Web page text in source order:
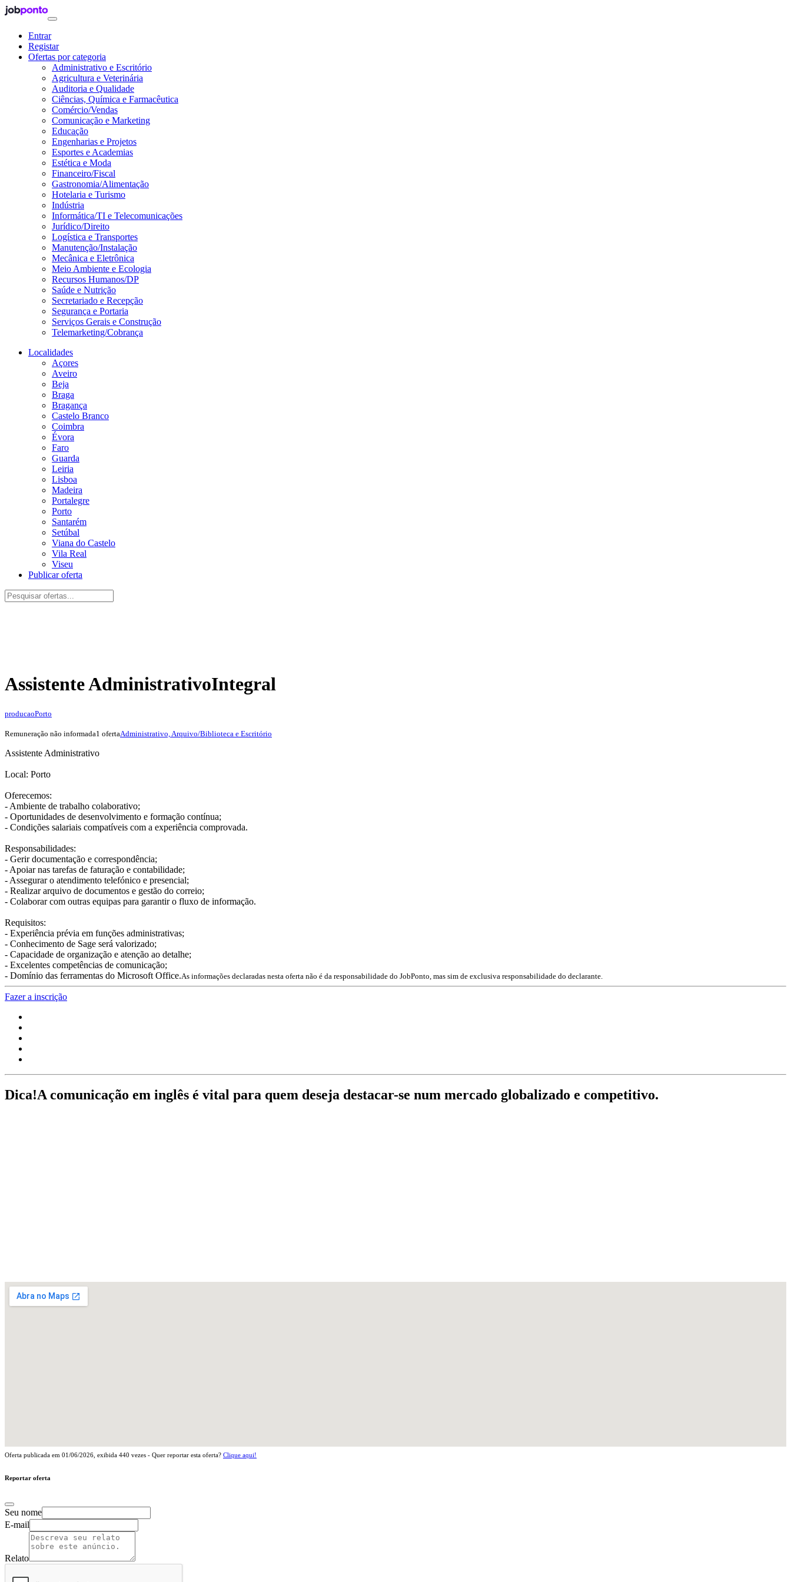
Entrar
Registar
Ofertas por categoria
Administrativo e Escritório
Agricultura e Veterinária
Auditoria e Qualidade
Ciências, Química e Farmacêutica
Comércio/Vendas
Comunicação e Marketing
Educação
Engenharias e Projetos
Esportes e Academias
Estética e Moda
Financeiro/Fiscal
Gastronomia/Alimentação
Hotelaria e Turismo
Indústria
Informática/TI e Telecomunicações
Jurídico/Direito
Logística e Transportes
Manutenção/Instalação
Mecânica e Eletrônica
Meio Ambiente e Ecologia
Recursos Humanos/DP
Saúde e Nutrição
Secretariado e Recepção
Segurança e Portaria
Serviços Gerais e Construção
Telemarketing/Cobrança
Localidades
Açores
Aveiro
Beja
Braga
Bragança
Castelo Branco
Coimbra
Évora
Faro
Guarda
Leiria
Lisboa
Madeira
Portalegre
Porto
Santarém
Setúbal
Viana do Castelo
Vila Real
Viseu
Publicar oferta
Assistente AdministrativoIntegral
producaoPorto
Remuneração não informada1 ofertaAdministrativo, Arquivo/Biblioteca e Escritório
Assistente Administrativo
Local: Porto
Oferecemos:
- Ambiente de trabalho colaborativo;
- Oportunidades de desenvolvimento e formação contínua;
- Condições salariais compatíveis com a experiência comprovada.
Responsabilidades:
- Gerir documentação e correspondência;
- Apoiar nas tarefas de faturação e contabilidade;
- Assegurar o atendimento telefónico e presencial;
- Realizar arquivo de documentos e gestão do correio;
- Colaborar com outras equipas para garantir o fluxo de informação.
Requisitos:
- Experiência prévia em funções administrativas;
- Conhecimento de Sage será valorizado;
- Capacidade de organização e atenção ao detalhe;
- Excelentes competências de comunicação;
- Domínio das ferramentas do Microsoft Office.As informações declaradas nesta oferta não é da responsabilidade do JobPonto, mas sim de exclusiva responsabilidade do declarante.
Fazer a inscrição
Dica!A comunicação em inglês é vital para quem deseja destacar-se num mercado globalizado e competitivo.
Oferta publicada em 01/06/2026 , exibida 440 vezes - Quer reportar esta oferta? Clique aqui!
Reportar oferta
Seu nome
E-mail
Relato